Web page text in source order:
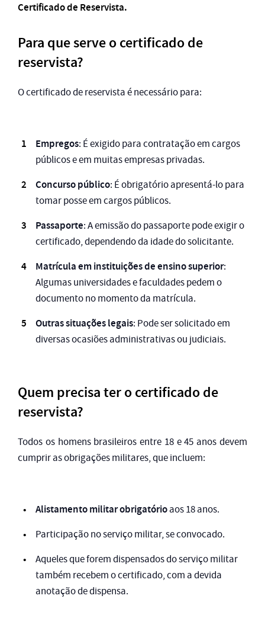
Certificado de Reservista.
Para que serve o certificado de
reservista?
O certificado de reservista é necessário para:
Empregos: É exigido para contratação em cargos
públicos e em muitas empresas privadas.
Concurso público: É obrigatório apresentá-lo para
tomar posse em cargos públicos.
Passaporte: A emissão do passaporte pode exigir o
certificado, dependendo da idade do solicitante.
Matrícula em instituições de ensino superior:
Algumas universidades e faculdades pedem o
documento no momento da matrícula.
Outras situações legais: Pode ser solicitado em
diversas ocasiões administrativas ou judiciais.
Quem precisa ter o certificado de
reservista?
Todos os homens brasileiros entre 18 e 45 anos devem
cumprir as obrigações militares, que incluem:
Alistamento militar obrigatórioaos 18 anos.
Participação no serviço militar, se convocado.
Aqueles que forem dispensados do serviço militar
também recebem o certificado, com a devida
anotação de dispensa.